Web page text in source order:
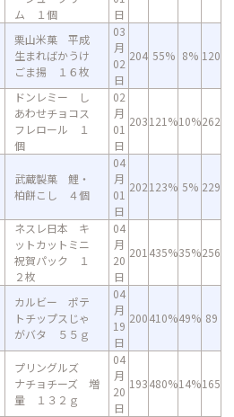
ム １個
日
栗山米菓 平成
生まればかうけ
ごま揚 １６枚
03
月
02
日
204 55% 8% 120
ドンレミー し
あわせチョコス
フレロール １
個
02
月
01
日
203121%10%262
武蔵製菓 鯉・
柏餅こし ４個
04
月
01
日
202123% 5% 229
ネスレ日本 キ
ットカットミニ
祝賀パック １
２枚
04
月
20
日
201 435%35%256
カルビー ポテ
トチップスじゃ
がバタ ５５ｇ
04
月
19
日
200410%49% 89
プリングルズ
ナチョチーズ 増
量 １３２ｇ
04
月
20
日
193480%14%165